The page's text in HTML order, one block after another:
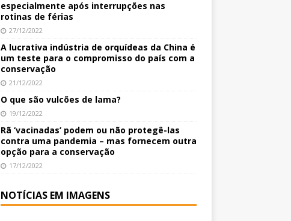
especialmente após interrupções nas
rotinas de férias
27/12/2022
A lucrativa indústria de orquídeas da China é
um teste para o compromisso do país com a
conservação
21/12/2022
O que são vulcões de lama?
19/12/2022
Rã ‘vacinadas’ podem ou não protegê-las
contra uma pandemia – mas fornecem outra
opção para a conservação
17/12/2022
NOTÍCIAS EM IMAGENS